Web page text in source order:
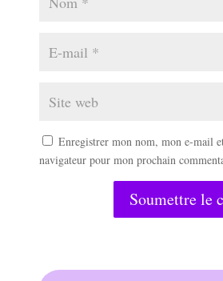
Enregistrer mon nom, mon e-mail
navigateur pour mon prochain
Soumettre le